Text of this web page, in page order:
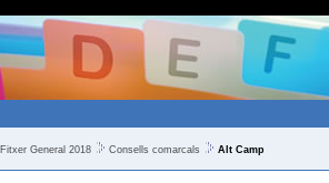
Fitxer General 2018 Consells comarcals Alt Camp